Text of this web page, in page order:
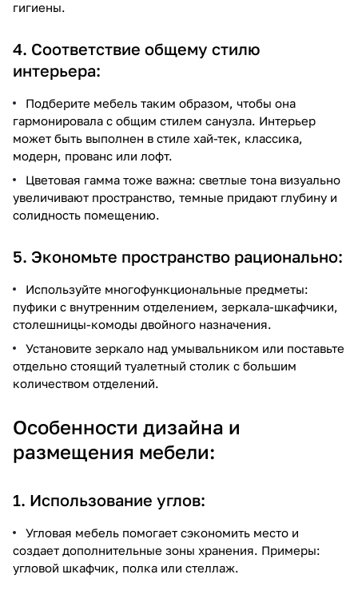
гигиены.
4. Соответствие общему стилю
интерьера:
Подберите мебель таким образом, чтобы она
гармонировала с общим стилем санузла. Интерьер
может быть выполнен в стиле хай-тек, классика,
модерн, прованс или лофт.
Цветовая гамма тоже важна: светлые тона визуально
увеличивают пространство, темные придают глубину и
солидность помещению.
5. Экономьте пространство рационально:
Используйте многофункциональные предметы:
пуфики с внутренним отделением, зеркала-шкафчики,
столешницы-комоды двойного назначения.
Установите зеркало над умывальником или поставьте
отдельно стоящий туалетный столик с большим
количеством отделений.
Особенности дизайна и
размещения мебели:
1. Использование углов:
Угловая мебель помогает сэкономить место и
создает дополнительные зоны хранения. Примеры:
угловой шкафчик, полка или стеллаж.